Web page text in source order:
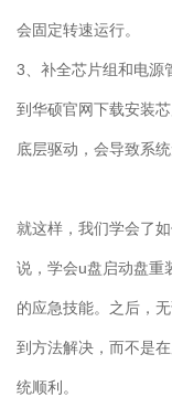
会固定转速运行。
3 、补全芯片组和电源
到华硕官网下载安装
底层驱动，会导致系
就这样，我们学会了
说，学会u盘启动盘重
的应急技能。之后，
到方法解决，而不是
统顺利。